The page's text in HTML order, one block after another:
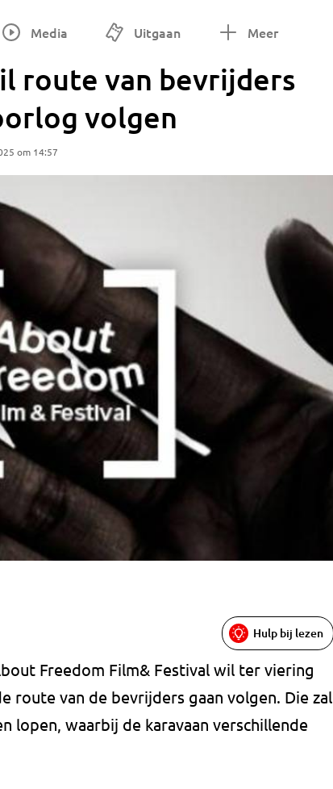
Media Uitgaan Meer
route van bevrijders
volgen
om 14:57
Hulp bij lezen
Freedom Film& Festival wil ter viering
route van de bevrijders gaan volgen. Die zal
lopen, waarbij de karavaan verschillende